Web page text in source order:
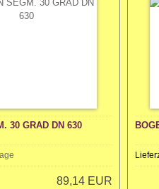
30 GRAD DN 630
89,14 EUR